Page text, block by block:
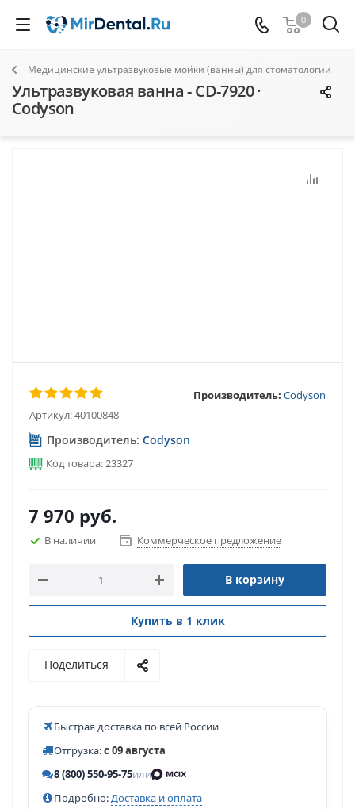
0
Медицинские ультразвуковые мойки (ванны) для стоматологии
Ультразвуковая ванна - CD-7920 ·
Codyson
Артикул:40100848
Производитель: Codyson
Производитель: Codyson
Код товара: 23327
7 970 руб.
В наличии Коммерческое предложение
В корзину
Купить в 1 клик
Поделиться
Быстрая доставка по всей России
Отгрузка:с 09 августа
8 (800) 550-95-75или
Подробно:Доставка и оплата